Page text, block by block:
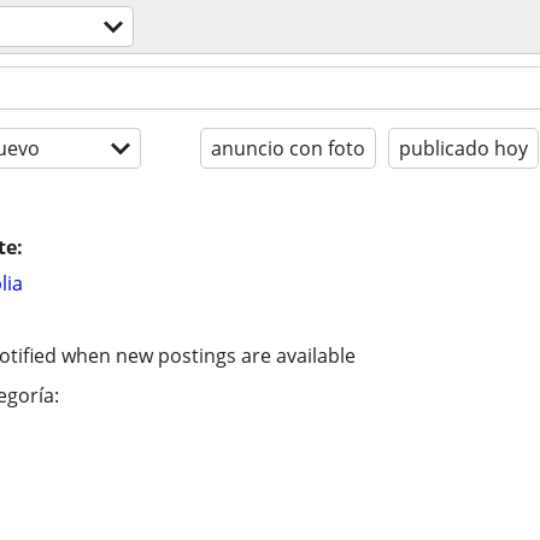
anuncio con foto publicado hoy
when new postings are available